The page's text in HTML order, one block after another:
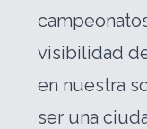
visibilidad
en nuestra
ser una